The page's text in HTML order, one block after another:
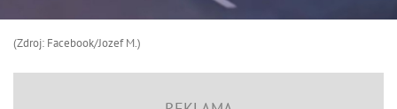
(Zdroj: Facebook/Jozef M.)